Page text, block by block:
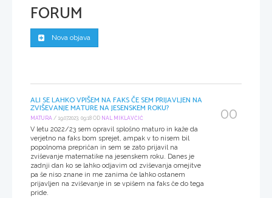
FORUM
Nova objava
ALI SE LAHKO VPIŠEM NA FAKS ČE SEM PRIJAVLJEN NA
ZVIŠEVANJE MATURE NA JESENSKEM ROKU?
MATURA / 19.07.2023, 09:18 OD NAL MIKLAVČIČ
V letu 2022/23 sem opravil splošno maturo in kaže da
verjetno na faks bom sprejet, ampak v to nisem bil
popolnoma prepričan in sem se zato prijavil na
zviševanje matematike na jesenskem roku. Danes je
zadnji dan ko se lahko odjavim od zviševanja omejitve
pa še niso znane in me zanima če lahko ostanem
prijavljen na zviševanje in se vpišem na faks če do tega
pride.
00